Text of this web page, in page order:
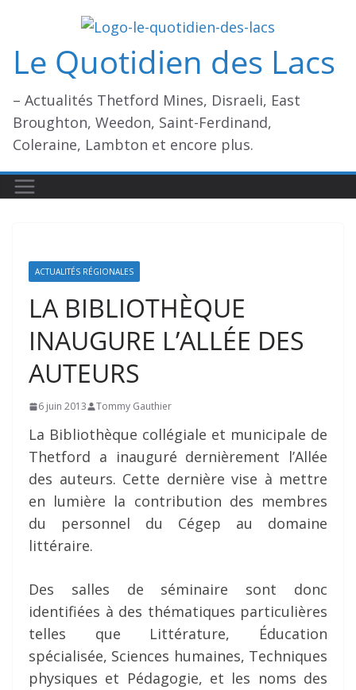
contenu
Le Quotidien des Lacs
– Actualités Thetford Mines, Disraeli, East
Broughton, Weedon, Saint-Ferdinand,
Coleraine, Lambton et encore plus.
ACTUALITÉS RÉGIONALES
LA BIBLIOTHÈQUE
INAUGURE L’ALLÉE DES
AUTEURS
6 juin 2013 Tommy Gauthier
La Bibliothèque collégiale et municipale de
Thetford a inauguré dernièrement l’Allée
des auteurs. Cette dernière vise à mettre
en lumière la contribution des membres
du personnel du Cégep au domaine
littéraire.
Des salles de séminaire sont donc
identifiées à des thématiques particulières
telles que Littérature, Éducation
spécialisée, Sciences humaines, Techniques
physiques et Pédagogie, et les noms des